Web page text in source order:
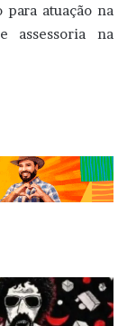
atuação na
assessoria na